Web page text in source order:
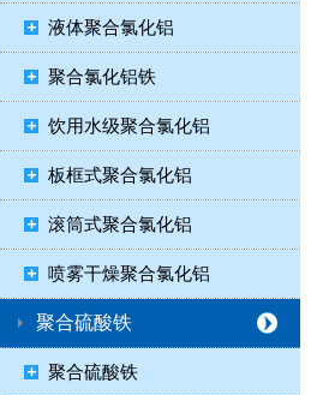
液体聚合氯化铝
聚合氯化铝铁
饮用水级聚合氯化铝
板框式聚合氯化铝
滚筒式聚合氯化铝
喷雾干燥聚合氯化铝
聚合硫酸铁
聚合硫酸铁